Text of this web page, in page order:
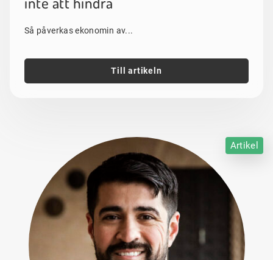
Så påverkas ekonomin av...
Till artikeln
Artikel